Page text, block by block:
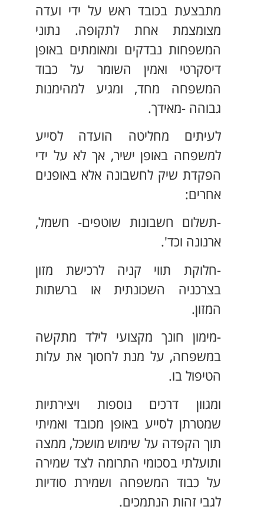
מתבצעת בכובד ראש על ידי ועדה
מצומצמת אחת לתקופה. נתוני
המשפחות נבדקים ומאומתים באופן
דיסקרטי ואמין השומר על כבוד
המשפחה מחד, ומגיע למהימנות
גבוהה -מאידך.
לעיתים מחליטה הועדה לסייע
למשפחה באופן ישיר, אך לא על ידי
הפקדת שיק לחשבונה אלא באופנים
אחרים:
-תשלום חשבונות שוטפים- חשמל,
ארנונה וכד'.
-חלוקת תווי קניה לרכישת מזון
בצרכניה השכונתית או ברשתות
המזון.
-מימון חונך מקצועי לילד מתקשה
במשפחה, על מנת לחסוך את עלות
הטיפול בו.
ומגוון דרכים נוספות ויצירתיות
שמטרתן לסייע באופן מכובד ואמיתי
תוך הקפדה על שימוש מושכל, ממצה
ותועלתי בסכומי התרומה לצד שמירה
על כבוד המשפחה ושמירת סודיות
לגבי זהות הנתמכים.